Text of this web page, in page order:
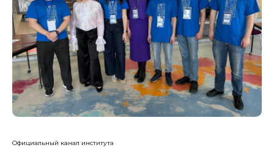
Официальный канал института